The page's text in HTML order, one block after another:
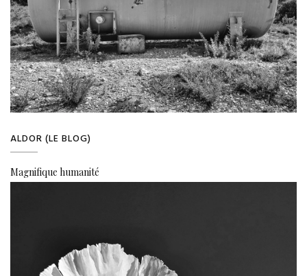
ALDOR (LE BLOG)
Magnifique humanité